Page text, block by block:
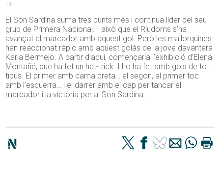
141
El Son Sardina suma tres punts més i continua líder del seu
grup de Primera Nacional. I això que el Riudoms s’ha
avançat al marcador amb aquest gol. Però les mallorquines
han reaccionat ràpic amb aquest golàs de la jove davantera
Karla Bermejo. A partir d’aquí, començaria l’exhibició d’Elena
Montañé, que ha fet un hat-trick. I ho ha fet amb gols de tot
tipus. El primer amb cama dreta… el segon, al primer toc
amb l’esquerra… i el darrer amb el cap per tancar el
marcador i la victòria per al Son Sardina.